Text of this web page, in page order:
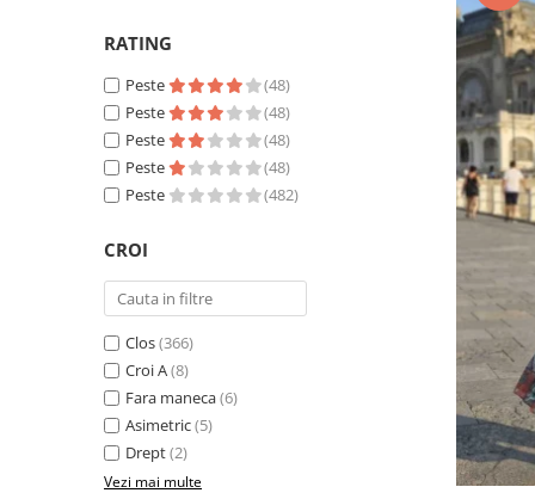
RATING
Peste
(48)
Peste
(48)
Peste
(48)
Peste
(48)
Peste
(482)
CROI
Clos(366)
Croi A(8)
Fara maneca(6)
Asimetric(5)
Drept(2)
Vezi mai multe